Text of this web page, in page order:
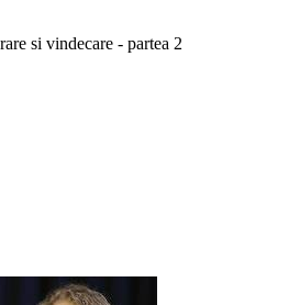
si vindecare - partea 2